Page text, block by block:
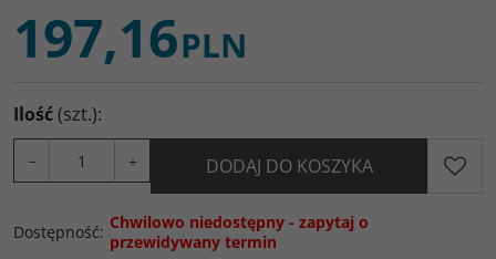
197,16PLN
Ilość(szt.):
− + DODAJ DO KOSZYKA
Dostępność: Chwilowo niedostępny - zapytaj o
przewidywany termin